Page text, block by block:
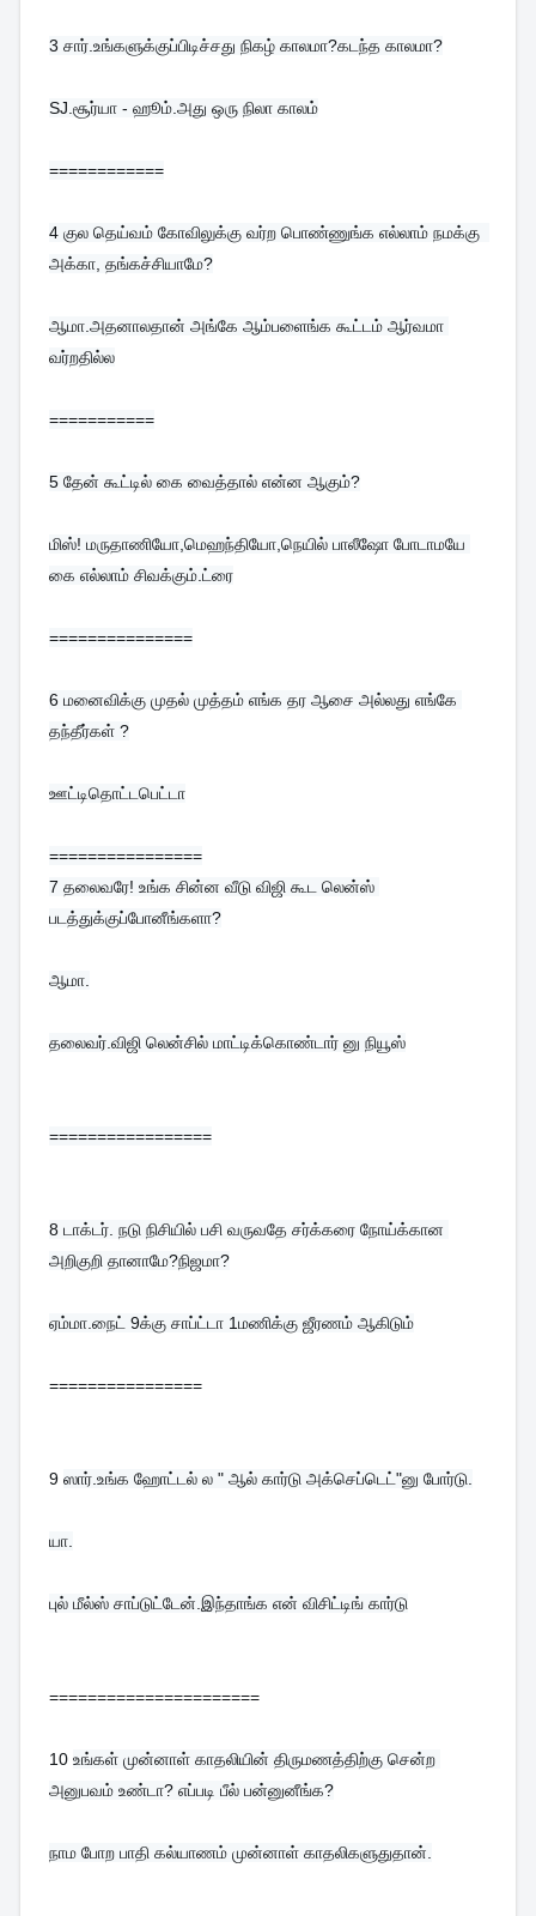
3 சார்.உங்களுக்குப்பிடிச்சது நிகழ் காலமா?கடந்த காலமா?
SJ.சூர்யா - ஹூம்.அது ஒரு நிலா காலம்
============
4 குல தெய்வம் கோவிலுக்கு வர்ற பொண்ணுங்க எல்லாம் நமக்கு
அக்கா, தங்கச்சியாமே?
ஆமா.அதனாலதான் அங்கே ஆம்பளைங்க கூட்டம் ஆர்வமா
வர்றதில்ல
===========
5 தேன் கூட்டில் கை வைத்தால் என்ன ஆகும்?
மிஸ்! மருதாணியோ,மெஹந்தியோ,நெயில் பாலீஷோ போடாமயே
கை எல்லாம் சிவக்கும்.ட்ரை
===============
6 மனைவிக்கு முதல் முத்தம் எங்க தர ஆசை அல்லது எங்கே
தந்தீர்கள் ?
ஊட்டிதொட்டபெட்டா
================
7 தலைவரே! உங்க சின்ன வீடு விஜி கூட லென்ஸ்
படத்துக்குப்போனீங்களா?
ஆமா.
தலைவர்.விஜி லென்சில் மாட்டிக்கொண்டார் னு நியூஸ்
=================
8 டாக்டர். நடு நிசியில் பசி வருவதே சர்க்கரை நோய்க்கான
அறிகுறி தானாமே?நிஜமா?
ஏம்மா.நைட் 9க்கு சாப்ட்டா 1மணிக்கு ஜீரணம் ஆகிடும்
================
9 ஸார்.உங்க ஹோட்டல் ல " ஆல் கார்டு அக்செப்டெட்"னு போர்டு.
யா.
புல் மீல்ஸ் சாப்டுட்டேன்.இந்தாங்க என் விசிட்டிங் கார்டு
======================
10 உங்கள் முன்னாள் காதலியின் திருமணத்திற்கு சென்ற
அனுபவம் உண்டா? எப்படி பீல் பன்னுனீங்க?
நாம போற பாதி கல்யாணம் முன்னாள் காதலிகளுதுதான்.